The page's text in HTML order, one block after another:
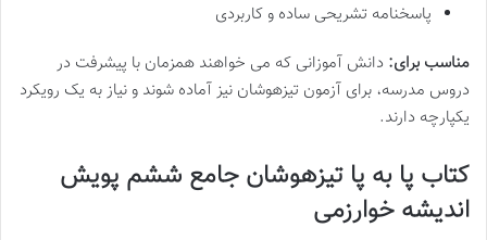
پاسخنامه تشریحی ساده و کاربردی
مناسب برای: دانش آموزانی که می خواهند همزمان با پیشرفت در
دروس مدرسه، برای آزمون تیزهوشان نیز آماده شوند و نیاز به یک رویکرد
یکپارچه دارند.
کتاب پا به پا تیزهوشان جامع ششم پویش
اندیشه خوارزمی